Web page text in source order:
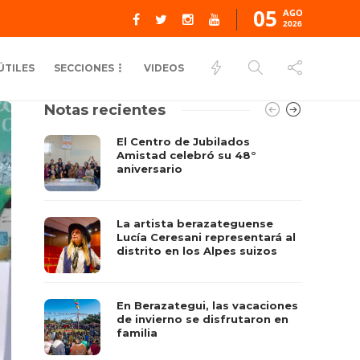
05 AGO
2026
SECCIONES VIDEOS
Notas recientes
El Centro de Jubilados
Amistad celebró su 48°
aniversario
La artista berazateguense
Lucía Ceresani representará al
distrito en los Alpes suizos
En Berazategui, las vacaciones
de invierno se disfrutaron en
familia